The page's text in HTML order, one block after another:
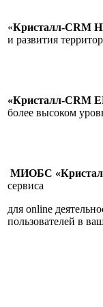
«Кристалл-CRM
и развития
«Кристалл-CRM
более высоком
МИОБС
сервиса
для online
пользователей в